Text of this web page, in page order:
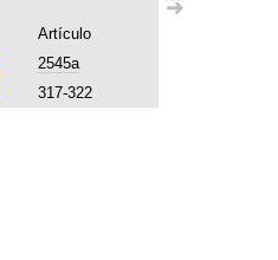
Artículo
2545a
317-322